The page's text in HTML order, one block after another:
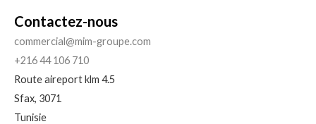
Contactez-nous
commercial@mim-groupe.com
+216 44 106 710
Route aireport klm 4.5
Sfax, 3071
Tunisie